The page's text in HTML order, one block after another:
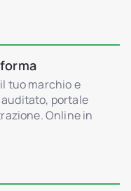
tuo marchio e
portale
Online in